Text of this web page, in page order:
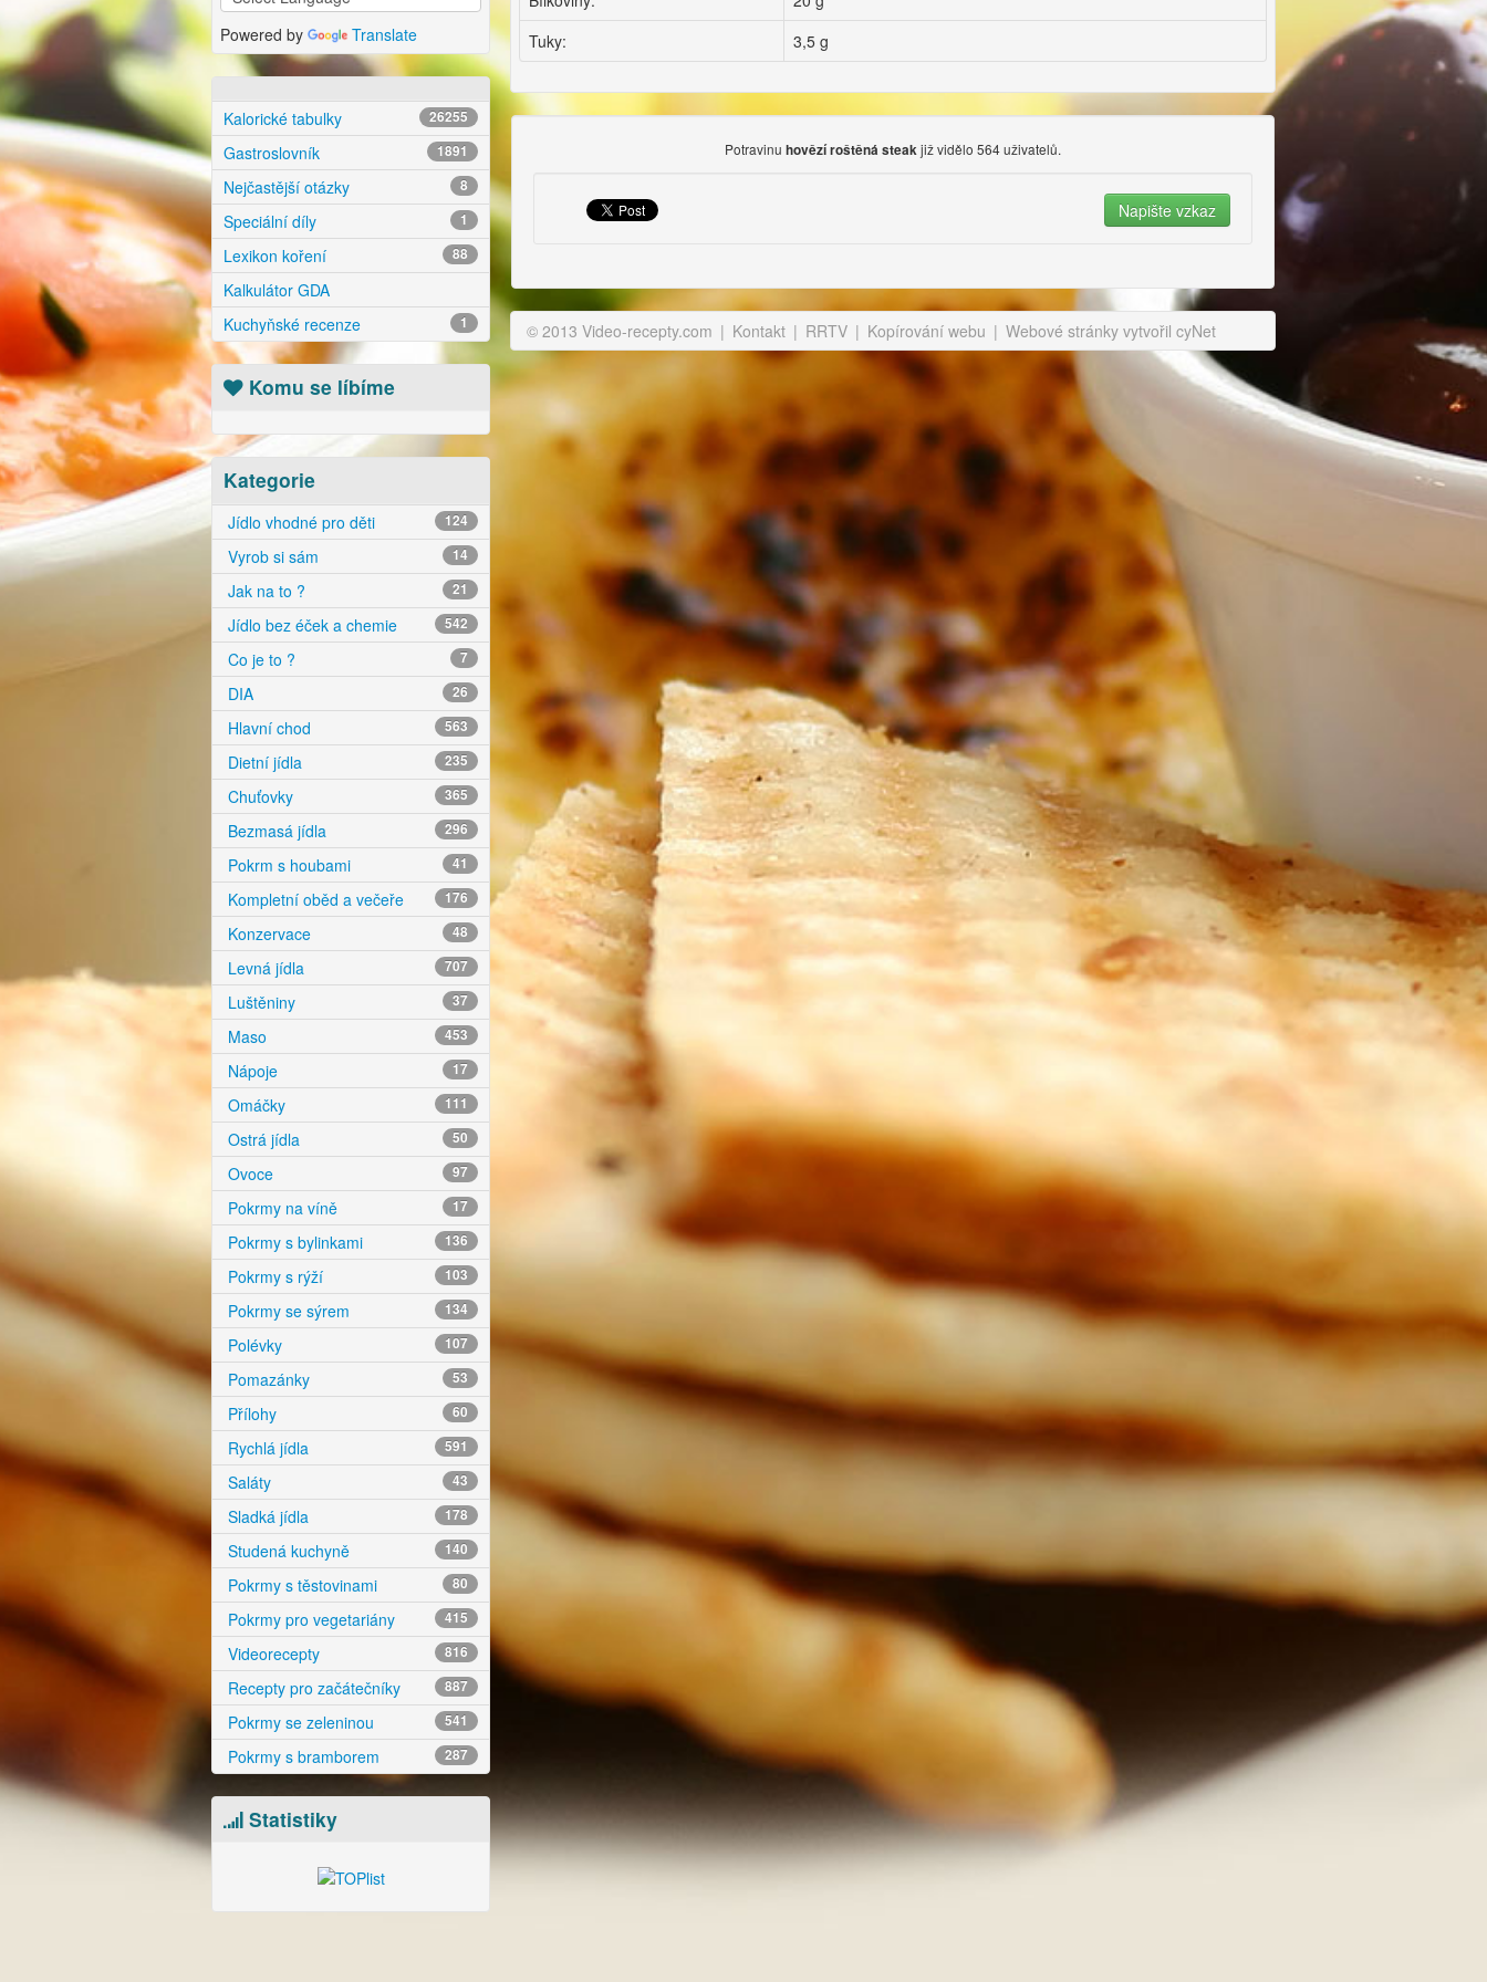
Powered by Translate
Kalorické tabulky 26255
Gastroslovník 1891
Nejčastější otázky 8
Speciální díly 1
Lexikon koření 88
Kalkulátor GDA
Kuchyňské recenze
1
Komu se líbíme
Kategorie
Jídlo vhodné pro děti 124
Vyrob si sám 14
Jak na to ? 21
Jídlo bez éček a chemie 542
Co je to ? 7
DIA 26
Hlavní chod 563
Dietní jídla 235
Chuťovky 365
Bezmasá jídla 296
Pokrm s houbami 41
Kompletní oběd a večeře 176
Konzervace 48
Levná jídla 707
Luštěniny 37
Maso 453
Nápoje 17
Omáčky 111
Ostrá jídla 50
Ovoce 97
Pokrmy na víně 17
Pokrmy s bylinkami 136
Pokrmy s rýží 103
Pokrmy se sýrem 134
Polévky 107
Pomazánky 53
Přílohy 60
Rychlá jídla 591
Saláty 43
Sladká jídla 178
Studená kuchyně 140
Pokrmy s těstovinami 80
Pokrmy pro vegetariány 415
Videorecepty 816
Recepty pro začátečníky 887
Pokrmy se zeleninou 541
Pokrmy s bramborem 287
Statistiky
Tuky:
3,5 g
Potravinu hovězí roštěná steakjiž vidělo 564 uživatelů.
© 2013 Video-recepty.com | Kontakt | RRTV | Kopírování webu | Webové stránky vytvořil cyNet